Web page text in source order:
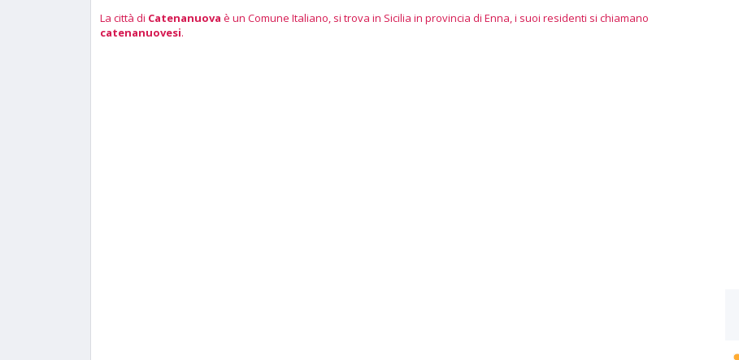
La città di Catenanuova è un Comune Italiano, si trova in Sicilia in provincia di Enna, i suoi residenti si chiamano
catenanuovesi.